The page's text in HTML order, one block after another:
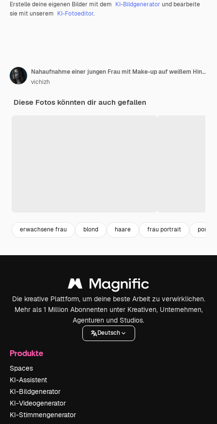
Erstelle deine eigenen Bilder mit dem KI-Bildgenerator und bearbeite
sie mit unserem KI-Fotoeditor.
Nahaufnahme einer jungen Frau mit Make-up auf weißem Hintergrund
vichizh
Diese Fotos könnten dir auch gefallen
erwachsene frau blond haare frau portrait
Die kreative Plattform, um deine beste Arbeit zu verwirklichen.
Mehr als 1 Million Abonnenten unter Kreativen, Unternehmen,
Agenturen und Studios.
Deutsch
Produkte
Spaces
KI-Assistent
KI-Bildgenerator
KI-Videogenerator
KI-Stimmengenerator